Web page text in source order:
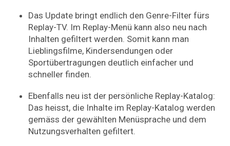
Das Update bringt endlich den Genre-Filter fürs
Replay-TV. Im Replay-Menü kann also neu nach
Inhalten gefiltert werden. Somit kann man
Lieblingsfilme, Kindersendungen oder
Sportübertragungen deutlich einfacher und
schneller finden.
Ebenfalls neu ist der persönliche Replay-Katalog:
Das heisst, die Inhalte im Replay-Katalog werden
gemäss der gewählten Menüsprache und dem
Nutzungsverhalten gefiltert.